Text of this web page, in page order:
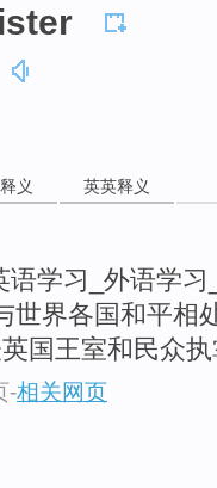
义 英英释义
语学习_外语学
世界各国和平相
国王室和民众
-相关网页